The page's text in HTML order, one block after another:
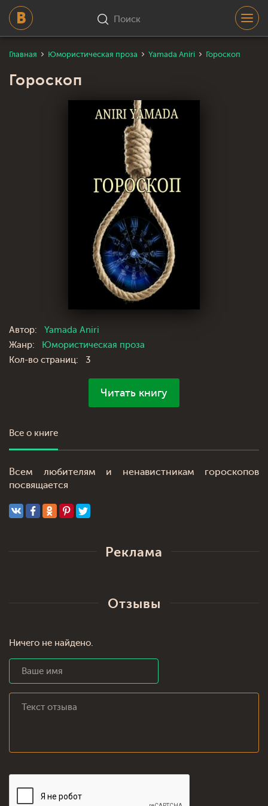
Поиск
Главная Юмористическая проза Yamada Aniri Гороскоп
Гороскоп
Автор:
Yamada Aniri
Жанр:
Юмористическая проза
Кол-во страниц:
3
Читать книгу
Все о книге
Всем любителям и ненавистникам гороскопов
посвящается
Реклама
Отзывы
Ничего не найдено.